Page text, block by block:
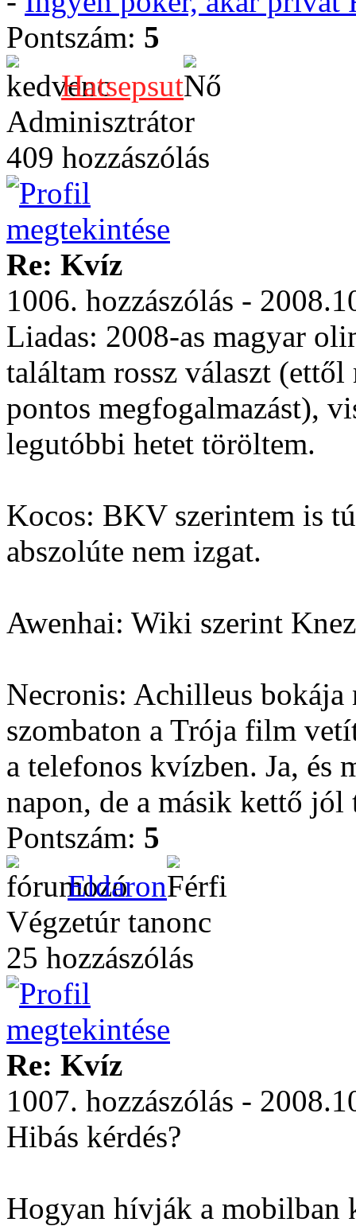
Pontszám: 5
Hatsepsut
Adminisztrátor
409 hozzászólás
Re: Kvíz
1006. hozzászólás -
Liadas: 2008-as magyar
találtam rossz választ (ettől
pontos megfogalmazást),
legutóbbi hetet töröltem.
Kocos: BKV szerintem is
abszolúte nem izgat.
Awenhai: Wiki szerint
Necronis: Achilleus
szombaton a Trója film
a telefonos kvízben. Ja, és
napon, de a másik kettő jól
Pontszám: 5
Eldaron
Végzetúr tanonc
25 hozzászólás
Re: Kvíz
1007. hozzászólás -
Hibás kérdés?
Hogyan hívják a mobilban